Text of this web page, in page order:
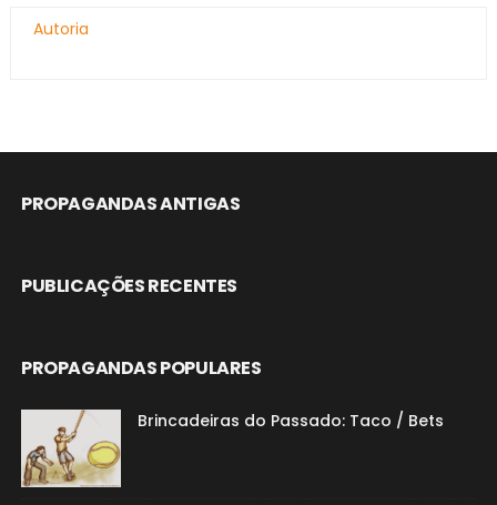
Autoria
PROPAGANDAS ANTIGAS
PUBLICAÇÕES RECENTES
PROPAGANDAS POPULARES
Brincadeiras do Passado: Taco / Bets